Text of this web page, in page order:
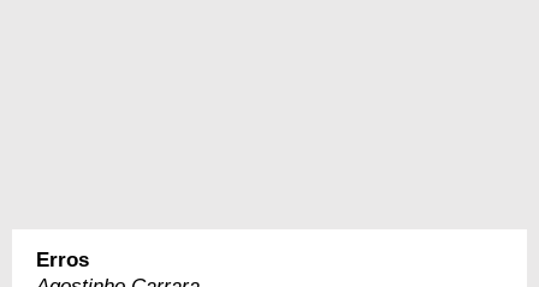
Erros